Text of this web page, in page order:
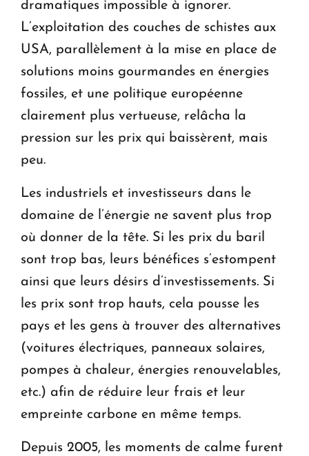
dramatiques impossible à ignorer.
L’exploitation des couches de schistes aux
USA, parallèlement à la mise en place de
solutions moins gourmandes en énergies
fossiles, et une politique européenne
clairement plus vertueuse, relâcha la
pression sur les prix qui baissèrent, mais
peu.
Les industriels et investisseurs dans le
domaine de l’énergie ne savent plus trop
où donner de la tête. Si les prix du baril
sont trop bas, leurs bénéfices s’estompent
ainsi que leurs désirs d’investissements. Si
les prix sont trop hauts, cela pousse les
pays et les gens à trouver des alternatives
(voitures électriques, panneaux solaires,
pompes à chaleur, énergies renouvelables,
etc.) afin de réduire leur frais et leur
empreinte carbone en même temps.
Depuis 2005, les moments de calme furent